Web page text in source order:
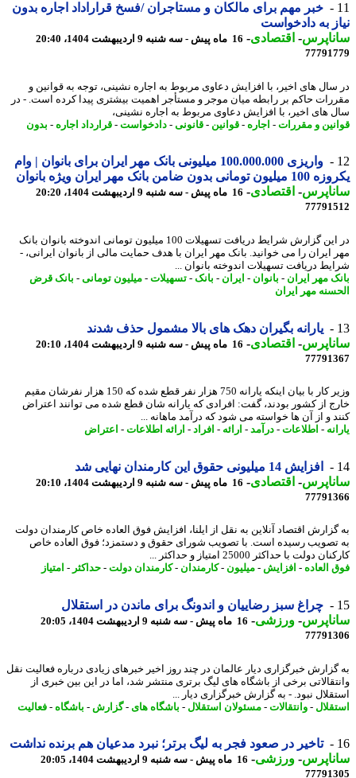
خبر مهم برای مالکان و مستاجران /فسخ قراراداد اجاره بدون
به دادخواست
-اقتصادی-16 ماه پیش - سه شنبه 9 اردیبهشت 1404، 20:40
های اخیر، با افزایش دعاوی مربوط به اجاره نشینی، توجه به قوانین و
حاکم بر رابطه میان موجر و مستأجر اهمیت بیشتری پیدا کرده است. - در
های اخیر، با افزایش دعاوی مربوط به اجاره نشینی،
و مقررات - اجاره-قوانین-قانونی-دادخواست -قرارداد اجاره-بدون
واریزی 100.000.000 میلیونی بانک مهر ایران برای بانوان | وام
بدون ضامن بانک مهر ایران ویژه بانوان
-اقتصادی-16 ماه پیش - سه شنبه 9 اردیبهشت 1404، 20:20
در این گزارش شرایط دریافت تسهیلات 100 میلیون تومانی اندوخته بانوان بانک
ایران را می خوانید. بانک مهر ایران با هدف حمایت مالی از بانوان ایرانی، -
دریافت تسهیلات اندوخته بانوان ...
مهر ایران - بانوان- ایران - بانک -تسهیلات-میلیون تومانی-بانک قرض
مهر ایران
یارانه بگیران دهک های بالا مشمول حذف شدند
-اقتصادی-16 ماه پیش - سه شنبه 9 اردیبهشت 1404، 20:10
وزیر کار با بیان اینکه یارانه 750 هزار نفر قطع شده که 150 هزار نفرشان مقیم
از کشور بودند، گفت: افرادی که یارانه شان قطع شده می توانند اعتراض
و از آن ها خواسته می شود که درآمد ماهانه ...
- اطلاعات-درآمد- ارائه - افراد - ارائه اطلاعات-اعتراض
افزایش 14 میلیونی حقوق این کارمندان نهایی شد
-اقتصادی-16 ماه پیش - سه شنبه 9 اردیبهشت 1404، 20:10
اقتصاد آنلاین به نقل از ایلنا، افزایش فوق العاده خاص کارمندان دولت
رسیده است. با تصویب شورای حقوق و دستمزد؛ فوق العاده خاص
دولت با حداکثر 25000 امتیاز و حداکثر ...
العاده-افزایش -میلیون-کارمندان- کارمندان دولت-حداکثر-امتیاز
چراغ سبز رضاییان و اندونگ برای ماندن در استقلال
-ورزشی-16 ماه پیش - سه شنبه 9 اردیبهشت 1404، 20:05
خبرگزاری دیار عالمان در چند روز اخیر خبرهای زیادی درباره فعالیت نقل
برخی از باشگاه های لیگ برتری منتشر شد، اما در این بین خبری از
نبود. - به گزارش خبرگزاری دیار ...
-وانتقالات-مسئولان استقلال-باشگاه های -گزارش -باشگاه-فعالیت
تاخیر در صعود فجر به لیگ برتر؛ نبرد مدعیان هم برنده نداشت
-ورزشی-16 ماه پیش - سه شنبه 9 اردیبهشت 1404، 20:05